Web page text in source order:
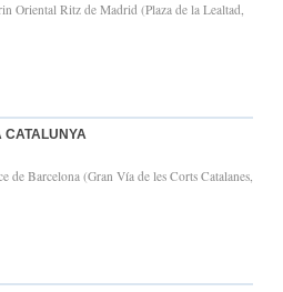
Oriental Ritz de Madrid (Plaza de la Lealtad,
CATALUNYA
de Barcelona (Gran Vía de les Corts Catalanes,